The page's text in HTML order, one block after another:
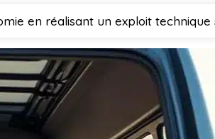
en réalisant un exploit technique